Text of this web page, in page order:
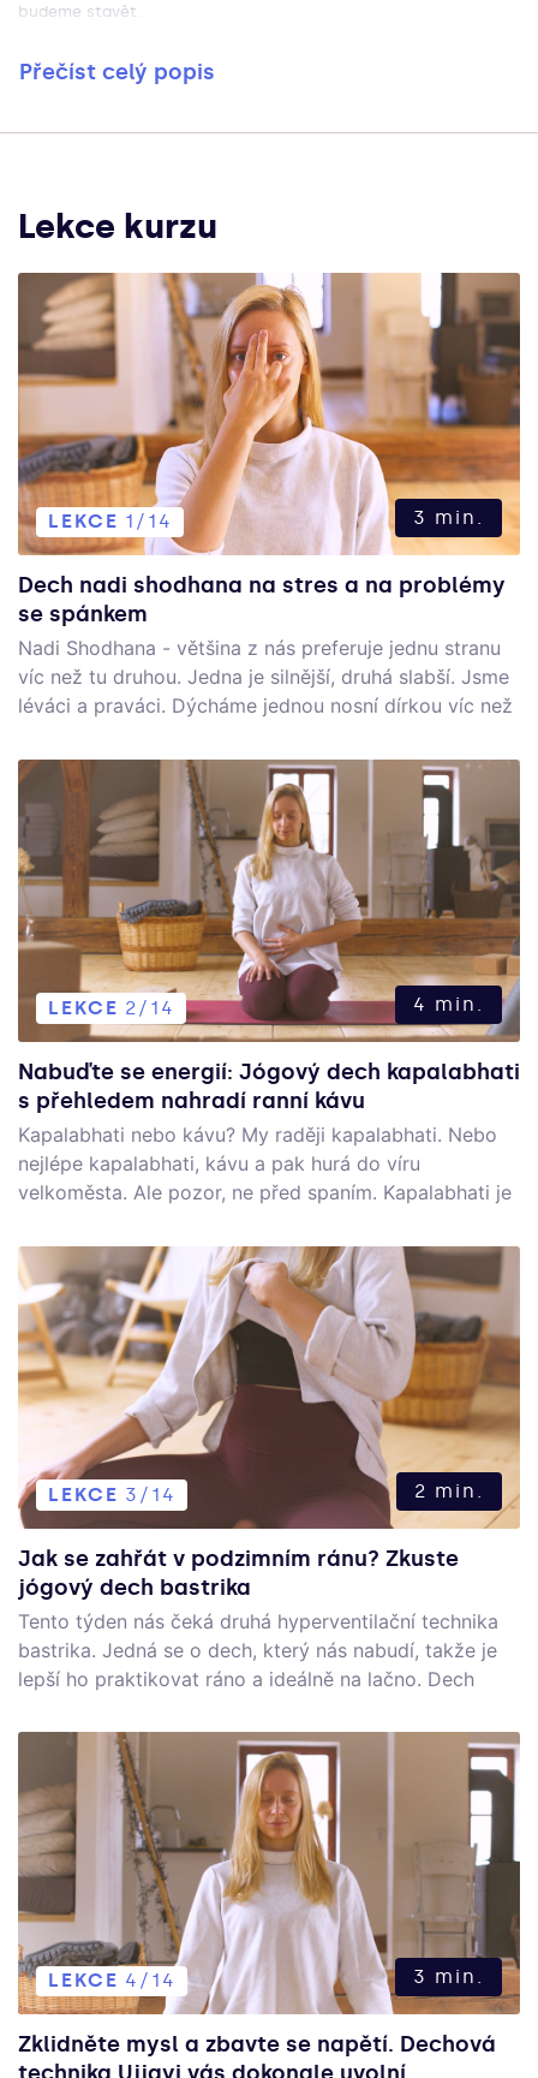
budeme stavět.
Přečíst celý popis
Lekce kurzu
LEKCE 1/14 3 min.
Dech nadi shodhana na stres a na problémy
se spánkem
Nadi Shodhana - většina z nás preferuje jednu stranu
víc než tu druhou. Jedna je silnější, druhá slabší. Jsme
léváci a praváci. Dýcháme jednou nosní dírkou víc než
vyrovnat. Jde o balanci mezi levou a pravou stanou
těla, mezi nádechem a výdechem, mezi jin a jang. Nadi
shodhana snižuje srdeční frekvenci, stres, úzkost,
pomáhá na problémy se spánkem a je vhodná pro
všechny (když se praktikuje bez zádrží).
LEKCE 2/14 4 min.
Nabuďte se energií: Jógový dech kapalabhati
s přehledem nahradí ranní kávu
Kapalabhati nebo kávu? My raději kapalabhati. Nebo
nejlépe kapalabhati, kávu a pak hurá do víru
velkoměsta. Ale pozor, ne před spaním. Kapalabhati je
každého z nás působí trochu jinak. Obecně má
kapalabhati energizující účinky, zahřeje náš
organismus a připraví nás na den před námi. Ideální je
praktikovat tento dech ráno. (Jestli jste těhotná nebo
trpíte srdečním onemocněním, raději se doporučuje
kapalabhati vyhnout).
LEKCE 3/14 2 min.
Jak se zahřát v podzimním ránu? Zkuste
jógový dech bastrika
Tento týden nás čeká druhá hyperventilační technika
bastrika. Jedná se o dech, který nás nabudí, takže je
lepší ho praktikovat ráno a ideálně na lačno. Dech
Může se stát, že se vám zatočí hlava. To znamená, že
dech byl moc intenzivní a stačí trochu ubrat.
LEKCE 4/14 3 min.
Zklidněte mysl a zbavte se napětí. Dechová